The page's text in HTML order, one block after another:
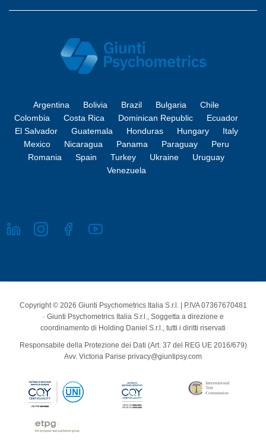
Argentina Bolivia Brazil Bulgaria
Chile
Colombia
Costa Rica Dominican Republic
Ecuador
El Salvador
Guatemala Honduras Hungary
Italy
Mexico
Nicaragua Panama Paraguay
Peru
Romania
Spain Turkey Ukraine
Uruguay
Venezuela
Copyright © 2026 Giunti Psychometrics Italia S.r.l. | P.IVA 07367670481
· Giunti Psychometrics Italia S.r.l., Soggetta a direzione e
coordinamento di Holding Daniel S.r.l., tutti i diritti riservati
Responsabile della Protezione dei Dati (Art. 37 del REG UE 2016/679)
Avv. Victoria Parise privacy@giuntipsy.com